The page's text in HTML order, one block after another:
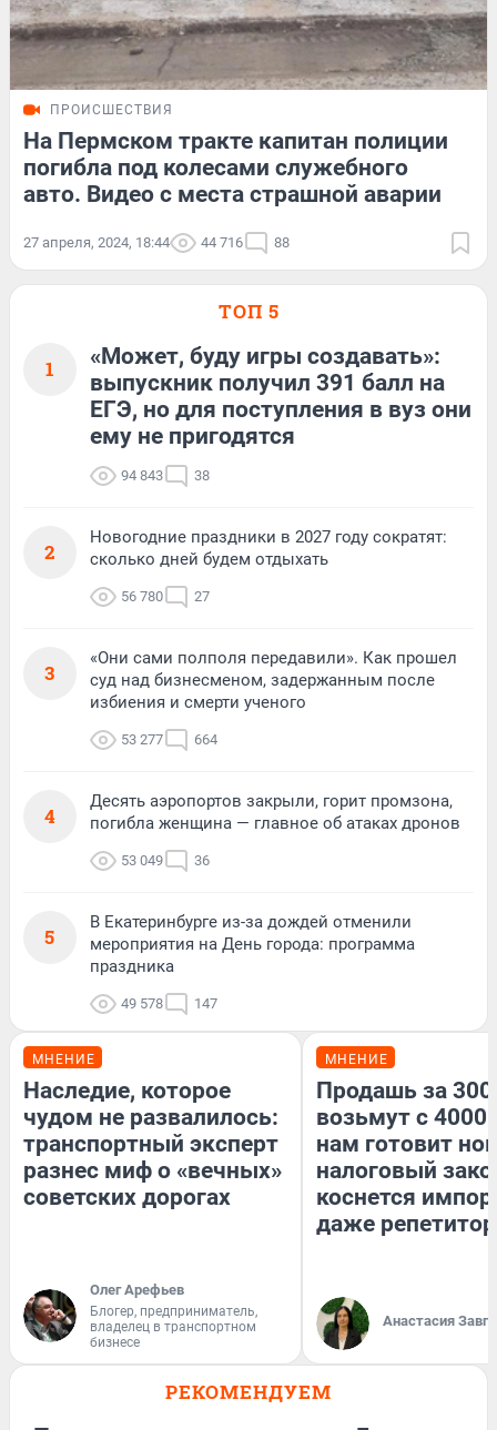
ПРОИСШЕСТВИЯ
На Пермском тракте капитан полиции
погибла под колесами служебного
авто. Видео с места страшной аварии
27 апреля, 2024, 18:44 44 716 88
ТОП 5
1
«Может, буду игры создавать»:
выпускник получил 391 балл на
ЕГЭ, но для поступления в вуз они
ему не пригодятся
94 843 38
2
Новогодние праздники в 2027 году сократят:
сколько дней будем отдыхать
56 780 27
3
«Они сами полполя передавили». Как прошел
суд над бизнесменом, задержанным после
избиения и смерти ученого
53 277 664
4
Десять аэропортов закрыли, горит промзона,
погибла женщина — главное об атаках дронов
53 049 36
5
В Екатеринбурге из-за дождей отменили
мероприятия на День города: программа
праздника
49 578 147
МНЕНИЕ
Наследие, которое
чудом не развалилось:
транспортный эксперт
разнес миф о «вечных»
советских дорогах
Олег Арефьев
Блогер, предприниматель,
владелец в транспортном
бизнесе
МНЕНИЕ
Продашь за
возьмут с
нам готовит
налоговый
коснется
даже
Анастасия
РЕКОМЕНДУЕМ